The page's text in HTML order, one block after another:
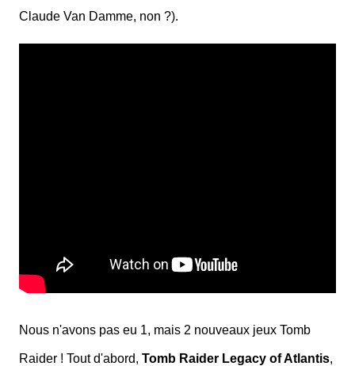
Claude Van Damme, non ?).
Nous n'avons pas eu 1, mais 2 nouveaux jeux Tomb
Raider ! Tout d'abord, Tomb Raider Legacy of Atlantis,